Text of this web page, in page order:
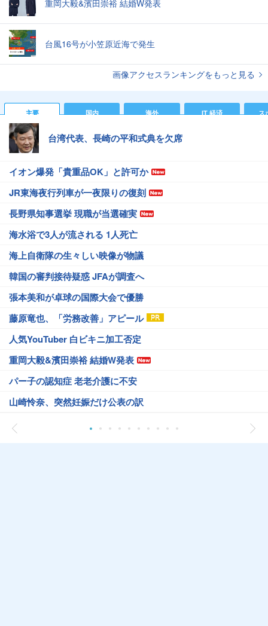
重岡大毅&濱田崇裕 結婚W発表
台風16号が小笠原近海で発生
画像アクセスランキングをもっと見る
主要 国内 海外 IT 経済 ス
台湾代表、長崎の平和式典を欠席
イオン爆発「貴重品OK」と許可か
JR東海夜行列車が一夜限りの復刻
長野県知事選挙 現職が当選確実
海水浴で3人が流される 1人死亡
海上自衛隊の生々しい映像が物議
韓国の審判接待疑惑 JFAが調査へ
張本美和が卓球の国際大会で優勝
藤原竜也、「労務改善」アピール
人気YouTuber 白ビキニ加工否定
重岡大毅&濱田崇裕 結婚W発表
パー子の認知症 老老介護に不安
山崎怜奈、突然妊娠だけ公表の訳